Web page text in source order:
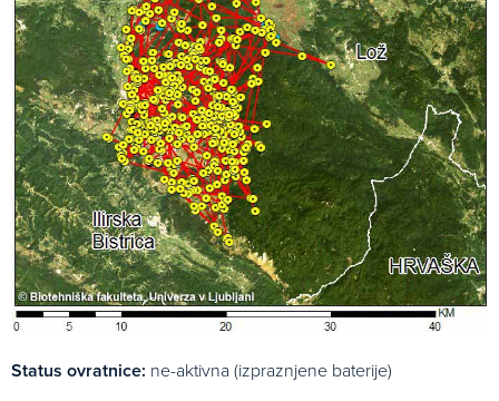
Status ovratnice: ne-aktivna (izpraznjene baterije)